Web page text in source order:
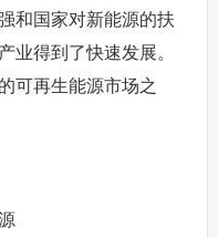
和国家对新能源的扶
业得到了快速发展。
可再生能源市场之